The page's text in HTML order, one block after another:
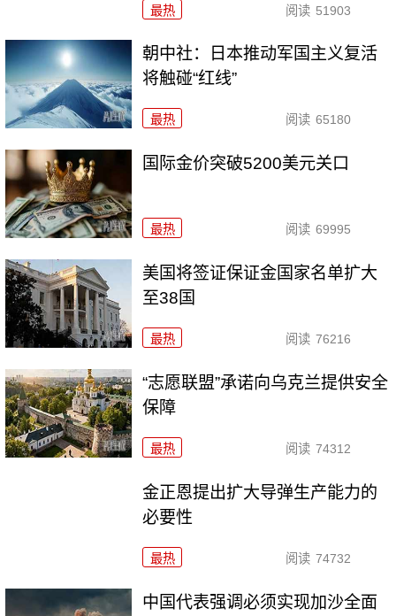
最热 阅读 51903
朝中社：日本推动军国主义复活
将触碰“红线”
最热 阅读 65180
国际金价突破5200美元关口
最热 阅读 69995
美国将签证保证金国家名单扩大
至38国
最热 阅读 76216
“志愿联盟”承诺向乌克兰提供安全
保障
最热 阅读 74312
金正恩提出扩大导弹生产能力的
必要性
最热 阅读 74732
中国代表强调必须实现加沙全面